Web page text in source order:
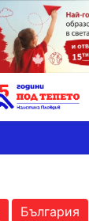
България